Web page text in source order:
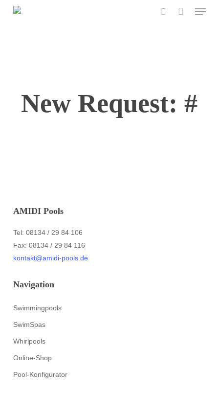
Menu
New Request: #
AMIDI Pools
Tel: 08134 / 29 84 106
Fax: 08134 / 29 84 116
kontakt@amidi-pools.de
Navigation
Swimmingpools
SwimSpas
Whirlpools
Online-Shop
Pool-Konfigurator